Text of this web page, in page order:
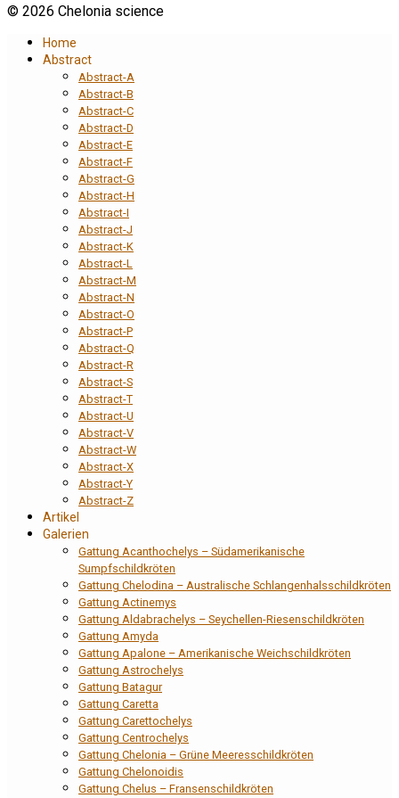
© 2026 Chelonia science
Home
Abstract
Abstract-A
Abstract-B
Abstract-C
Abstract-D
Abstract-E
Abstract-F
Abstract-G
Abstract-H
Abstract-I
Abstract-J
Abstract-K
Abstract-L
Abstract-M
Abstract-N
Abstract-O
Abstract-P
Abstract-Q
Abstract-R
Abstract-S
Abstract-T
Abstract-U
Abstract-V
Abstract-W
Abstract-X
Abstract-Y
Abstract-Z
Artikel
Galerien
Gattung Acanthochelys – Südamerikanische
Sumpfschildkröten
Gattung Chelodina – Australische Schlangenhalsschildkröten
Gattung Actinemys
Gattung Aldabrachelys – Seychellen-Riesenschildkröten
Gattung Amyda
Gattung Apalone – Amerikanische Weichschildkröten
Gattung Astrochelys
Gattung Batagur
Gattung Caretta
Gattung Carettochelys
Gattung Centrochelys
Gattung Chelonia – Grüne Meeresschildkröten
Gattung Chelonoidis
Gattung Chelus – Fransenschildkröten